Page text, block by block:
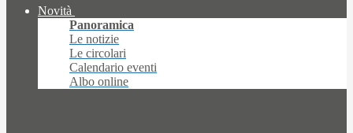
Novità
Panoramica
Le notizie
Le circolari
Calendario eventi
Albo online